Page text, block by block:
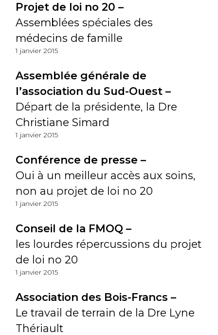
Projet de loi no 20 –
Assemblées spéciales des
médecins de famille
1 janvier 2015
Assemblée générale de
l’association du Sud-Ouest –
Départ de la présidente, la Dre
Christiane Simard
1 janvier 2015
Conférence de presse –
Oui à un meilleur accès aux soins,
non au projet de loi no 20
1 janvier 2015
Conseil de la FMOQ –
les lourdes répercussions du projet
de loi no 20
1 janvier 2015
Association des Bois-Francs –
Le travail de terrain de la Dre Lyne
Thériault